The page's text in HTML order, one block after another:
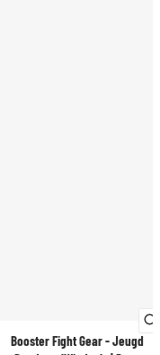
Booster Fight Gear - Jeugd